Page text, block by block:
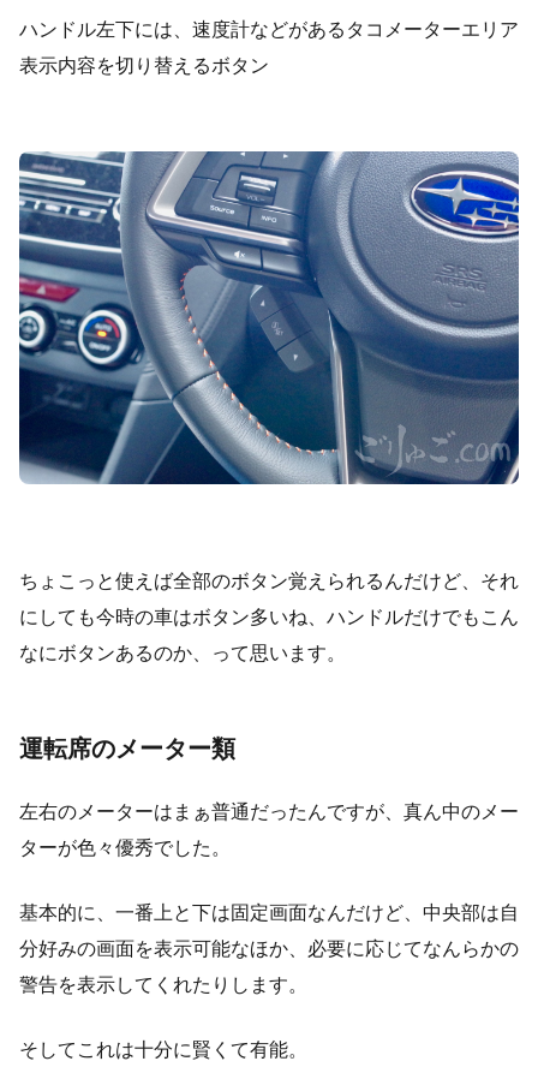
ハンドル左下には、速度計などがあるタコメーターエリア
表示内容を切り替えるボタン
ちょこっと使えば全部のボタン覚えられるんだけど、それ
にしても今時の車はボタン多いね、ハンドルだけでもこん
なにボタンあるのか、って思います。
運転席のメーター類
左右のメーターはまぁ普通だったんですが、真ん中のメー
ターが色々優秀でした。
基本的に、一番上と下は固定画面なんだけど、中央部は自
分好みの画面を表示可能なほか、必要に応じてなんらかの
警告を表示してくれたりします。
そしてこれは十分に賢くて有能。